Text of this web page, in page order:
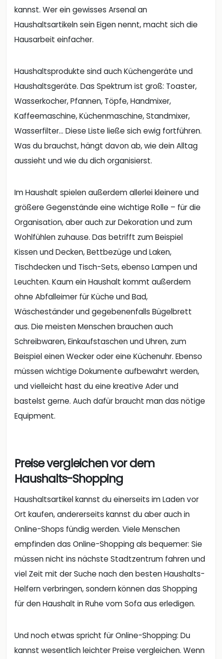
kannst. Wer ein gewisses Arsenal an
Haushaltsartikeln sein Eigen nennt, macht sich die
Hausarbeit einfacher.
Haushaltsprodukte sind auch Küchengeräte und
Haushaltsgeräte. Das Spektrum ist groß: Toaster,
Wasserkocher, Pfannen, Töpfe, Handmixer,
Kaffeemaschine, Küchenmaschine, Standmixer,
Wasserfilter… Diese Liste ließe sich ewig fortführen.
Was du brauchst, hängt davon ab, wie dein Alltag
aussieht und wie du dich organisierst.
Im Haushalt spielen außerdem allerlei kleinere und
größere Gegenstände eine wichtige Rolle – für die
Organisation, aber auch zur Dekoration und zum
Wohlfühlen zuhause. Das betrifft zum Beispiel
Kissen und Decken, Bettbezüge und Laken,
Tischdecken und Tisch-Sets, ebenso Lampen und
Leuchten. Kaum ein Haushalt kommt außerdem
ohne Abfalleimer für Küche und Bad,
Wäscheständer und gegebenenfalls Bügelbrett
aus. Die meisten Menschen brauchen auch
Schreibwaren, Einkaufstaschen und Uhren, zum
Beispiel einen Wecker oder eine Küchenuhr. Ebenso
müssen wichtige Dokumente aufbewahrt werden,
und vielleicht hast du eine kreative Ader und
bastelst gerne. Auch dafür braucht man das nötige
Equipment.
Preise vergleichen vor dem
Haushalts-Shopping
Haushaltsartikel kannst du einerseits im Laden vor
Ort kaufen, andererseits kannst du aber auch in
Online-Shops fündig werden. Viele Menschen
empfinden das Online-Shopping als bequemer: Sie
müssen nicht ins nächste Stadtzentrum fahren und
viel Zeit mit der Suche nach den besten Haushalts-
Helfern verbringen, sondern können das Shopping
für den Haushalt in Ruhe vom Sofa aus erledigen.
Und noch etwas spricht für Online-Shopping: Du
kannst wesentlich leichter Preise vergleichen. Wenn